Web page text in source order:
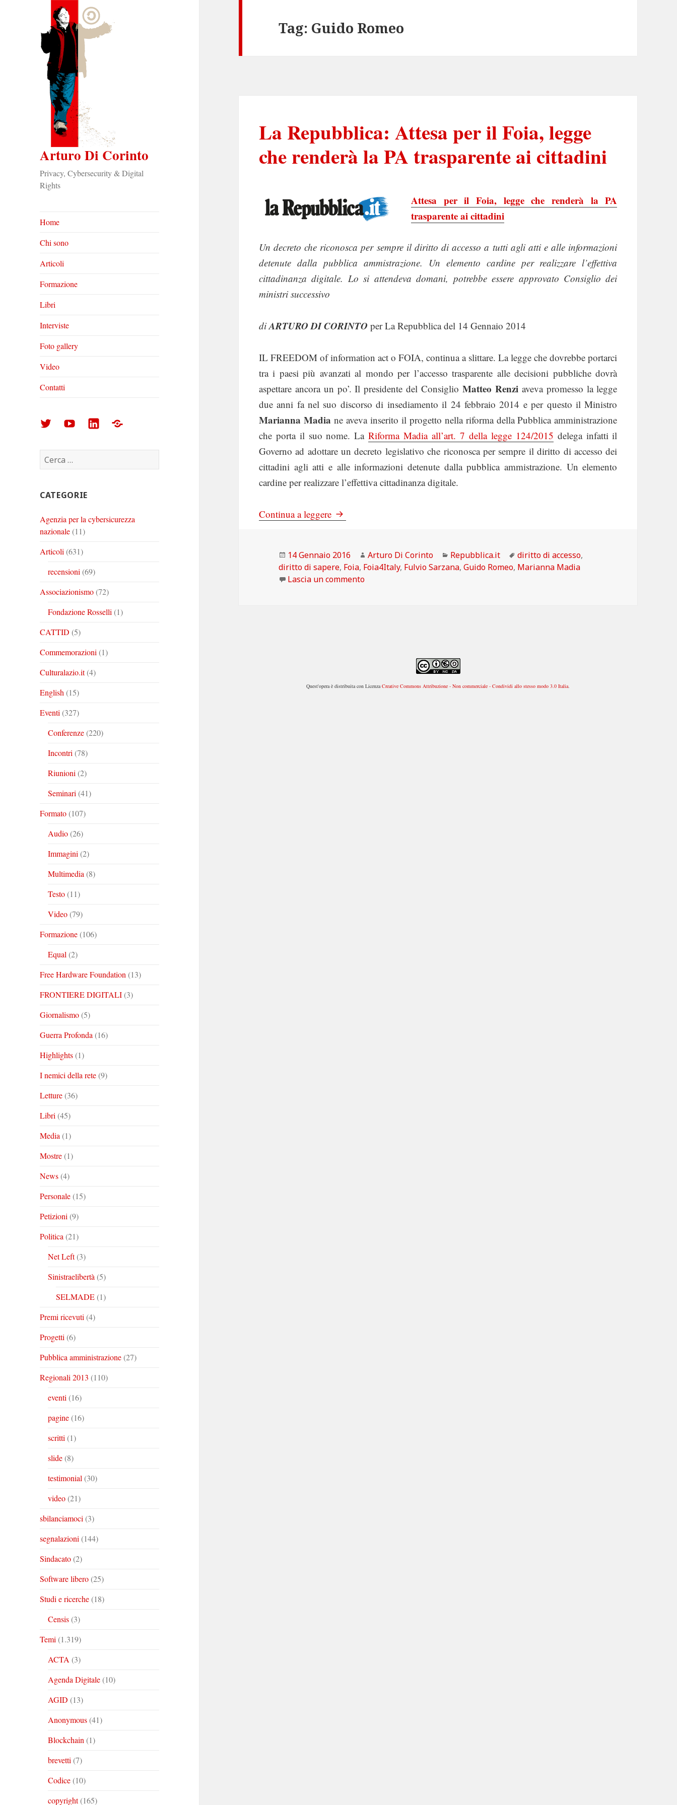
Arturo Di Corinto
Privacy, Cybersecurity & Digital
Rights
Home
Chi sono
Articoli
Formazione
Libri
Interviste
Foto gallery
Video
Contatti
Arturo
Corinto
su
Arturo
Corinto
su
Arturo
su
Foto
Ricerca
per:
CATEGORIE
Agenzia per la cybersicurezza
nazionale(11)
Articoli (631)
recensioni (69)
Associazionismo(72)
Fondazione Rosselli (1)
CATTID (5)
Commemorazioni (1)
Culturalazio.it(4)
English (15)
Eventi (327)
Conferenze(220)
Incontri (78)
Riunioni (2)
Seminari (41)
Formato(107)
Audio(26)
Immagini (2)
Multimedia (8)
Testo(11)
Video(79)
Formazione(106)
Equal (2)
Free Hardware Foundation (13)
FRONTIERE DIGITALI(3)
Giornalismo(5)
Guerra Profonda (16)
Highlights(1)
I nemici della rete(9)
Letture(36)
Libri (45)
Media (1)
Mostre(1)
News(4)
Personale(15)
Petizioni (9)
Politica (21)
Net Left(3)
Sinistraelibertà (5)
SELMADE(1)
Premi ricevuti (4)
Progetti (6)
Pubblica amministrazione(27)
Regionali 2013 (110)
eventi (16)
pagine(16)
scritti (1)
slide(8)
testimonial (30)
video(21)
sbilanciamoci (3)
segnalazioni (144)
Sindacato(2)
Software libero(25)
Studi e ricerche(18)
Censis(3)
Temi (1.319)
ACTA (3)
Agenda Digitale(10)
AGID (13)
Anonymous(41)
Blockchain (1)
brevetti (7)
Codice(10)
copyright(165)
Tag: Guido Romeo
La Repubblica: Attesa per il Foia, legge
che renderà la PA trasparente ai cittadini
Attesa per il Foia, legge che renderà la PA
trasparente ai cittadini
Un decreto che riconosca per sempre il diritto di accesso a tutti agli atti e alle informazioni
detenute dalla pubblica ammistrazione. Un elemento cardine per realizzare l’effettiva
cittadinanza digitale. Lo si attendeva domani, potrebbe essere approvato Consiglio dei
ministri successivo
diARTURO DI CORINTO per La Repubblica del 14 Gennaio 2014
IL FREEDOM of information act o FOIA, continua a slittare. La legge che dovrebbe portarci
tra i paesi più avanzati al mondo per l’accesso trasparente alle decisioni pubbliche dovrà
aspettare ancora un po’. Il presidente del Consiglio Matteo Renziaveva promesso la legge
due anni fa nel suo discorso di insediamento il 24 febbraio 2014 e per questo il Ministro
Marianna Madia ne aveva inserito il progetto nella riforma della Pubblica amministrazione
che porta il suo nome. LaRiforma Madia all’art. 7 della legge 124/2015 delega infatti il
Governo ad adottare un decreto legislativo che riconosca per sempre il diritto di accesso dei
cittadini agli atti e alle informazioni detenute dalla pubblica ammistrazione. Un elemento
cardine per realizzare l’effettiva cittadinanza digitale.
Continua a leggere La Repubblica: Attesa per il Foia, legge che renderà la PA trasparente ai cittadini
Scritto
il
14 Gennaio 2016 Autore
Arturo Di Corinto Categorie
Repubblica.it Tag
diritto di accesso,
diritto di sapere, Foia, Foia4Italy, Fulvio Sarzana,Guido Romeo, Marianna Madia
Lascia un commentosu La Repubblica: Attesa per il Foia, legge che renderà la PA trasparente ai
Quest'opera è distribuita con LicenzaCreative Commons Attribuzione - Non commerciale - Condividi allo stesso modo 3.0 Italia.